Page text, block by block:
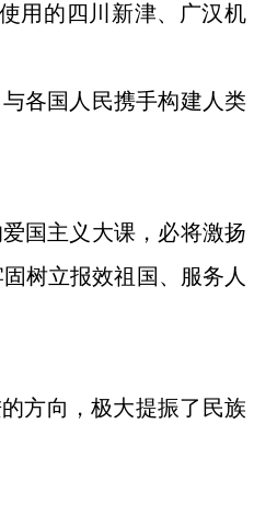
用的四川新津、广汉机
各国人民携手构建人类
国主义大课，必将激扬
树立报效祖国、服务人
方向，极大提振了民族